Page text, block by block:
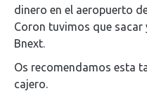
dinero en el aeropuerto
Coron tuvimos que
Bnext.
Os recomendamos esta
cajero.